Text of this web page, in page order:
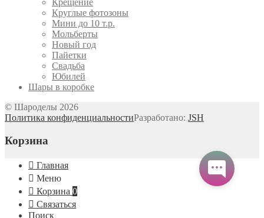
Крещение
Круглые фотозоны
Мини до 10 т.р.
Мольберты
Новый год
Пайетки
Свадьба
Юбилей
Шары в коробке
© Шароделы 2026
Политика конфиденциальностиРазработано: JSH
Корзина
Главная
Меню
Корзина 0
Связаться
Поиск